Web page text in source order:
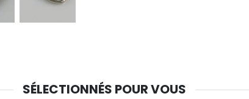
SÉLECTIONNÉS POUR VOUS